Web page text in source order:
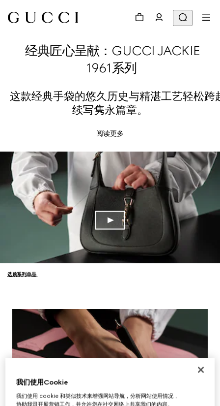
经典匠心呈献：GUCCI JACKIE
1961系列
这款经典手袋的悠久历史与精湛工艺轻松跨
续写隽永篇章。
阅读更多
选购系列单品
我们使用Cookie
我们使用 cookie 和类似技术来增强网站导航，分析网站使用情况，
协助我司开展营销工作，并允许您在社交网络上共享我们的内容。